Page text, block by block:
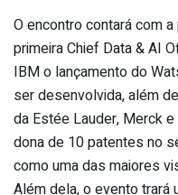
O encontro contará com
primeira Chief Data & AI
IBM o lançamento do
ser desenvolvida, além
da Estée Lauder, Merck
dona de 10 patentes no
como uma das maiores
Além dela, o evento trará